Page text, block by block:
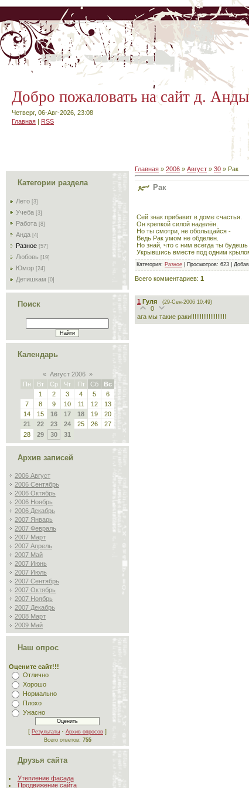
Добро пожаловать на сайт д.
Четверг, 06-Авг-2026, 23:08
Главная | RSS
Категории раздела
Лето [3]
Учеба [3]
Работа [8]
Анда [4]
Разное [57]
Любовь [19]
Юмор [24]
Детишкам [0]
Поиск
Календарь
« Август 2006 »
Пн
Вт Ср Чт Пт Сб
Вс
1
2 3 4 5
6
7
8 9 10 11 12
13
14
15 16 17 18 19
20
21
22 23 24 25 26
27
28
29 30 31
Архив записей
2006 Август
2006 Сентябрь
2006 Октябрь
2006 Ноябрь
2006 Декабрь
2007 Январь
2007 Февраль
2007 Март
2007 Апрель
2007 Май
2007 Июнь
2007 Июль
2007 Сентябрь
2007 Октябрь
2007 Ноябрь
2007 Декабрь
2008 Март
2009 Май
Наш опрос
Оцените сайт!!!
Отлично
Хорошо
Нормально
Плохо
Ужасно
[ Результаты · Архив опросов ]
Всего ответов: 755
Друзья сайта
Утепление фасада
Продвижение сайта
Главная » 2006 » Август » 30 » Рак
Рак
Сей знак прибавит в доме счастья.
Он крепкой силой наделён.
Но ты смотри, не обольщайся -
Ведь Рак умом не обделён.
Но знай, что с ним всегда ты
Укрывшись вместе под одним
Категория: Разное Просмотров: 623 |
Всего комментариев: 1
1 Гуля (29-Сен-2006 10:49)
0
ага мы такие раки!!!!!!!!!!!!!!!!!!!!